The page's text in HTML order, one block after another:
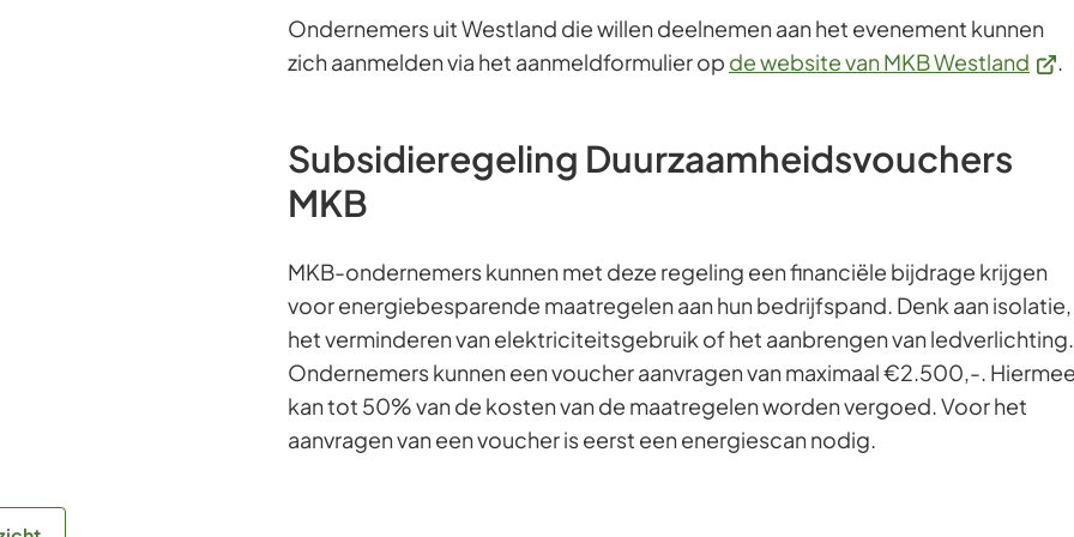
Ondernemers uit Westland die willen deelnemen aan het evenement kunnen
zich aanmelden via het aanmeldformulier op de website van MKB Westland .
Subsidieregeling Duurzaamheidsvouchers
MKB
MKB-ondernemers kunnen met deze regeling een financiële bijdrage krijgen
voor energiebesparende maatregelen aan hun bedrijfspand. Denk aan isolatie,
het verminderen van elektriciteitsgebruik of het aanbrengen van ledverlichting.
Ondernemers kunnen een voucher aanvragen van maximaal €2.500,-.
kan tot 50% van de kosten van de maatregelen worden vergoed. Voor het
aanvragen van een voucher is eerst een energiescan nodig.